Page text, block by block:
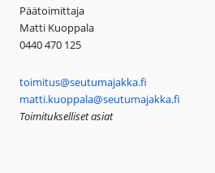
Päätoimittaja
Matti Kuoppala
0440 470 125
toimitus@seutumajakka.fi
matti.kuoppala@seutumajakka.fi
Toimitukselliset asiat